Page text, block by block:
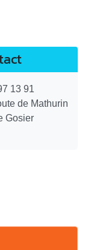
13 91
de Mathurin
Gosier